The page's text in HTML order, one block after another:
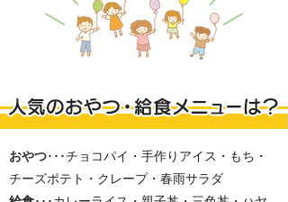
おやつ･･･チョコパイ・手作りアイス・もち・
チーズポテト・クレープ・春雨サラダ